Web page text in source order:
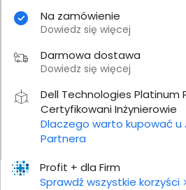
Profit + dla Firm
Sprawdź wszystkie korzyści
Na zamówienie
Dowiedz się więcej
Darmowa dostawa
Dowiedz się więcej
Dell Technologies Platinum
Certyfikowani Inżynierowie
Dlaczego warto kupować
Partnera